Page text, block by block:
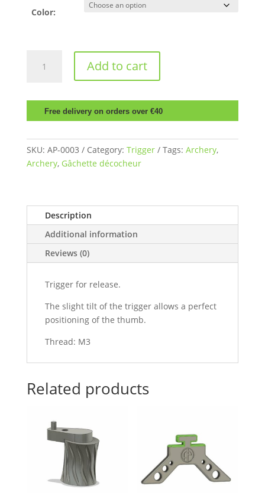
Color:
pour
Add to cart
Free delivery on orders over €40
SKU: AP-0003 Category: Trigger Tags: Archery,
Archery, Gâchette décocheur
Description
Additional information
Reviews (0)
Trigger for release.
The slight tilt of the trigger allows a perfect
positioning of the thumb.
Thread: M3
Related products